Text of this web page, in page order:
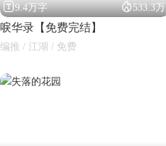
9.4万字 533.3万
唳华录【免费完结】
编推 / 江湖 / 免费